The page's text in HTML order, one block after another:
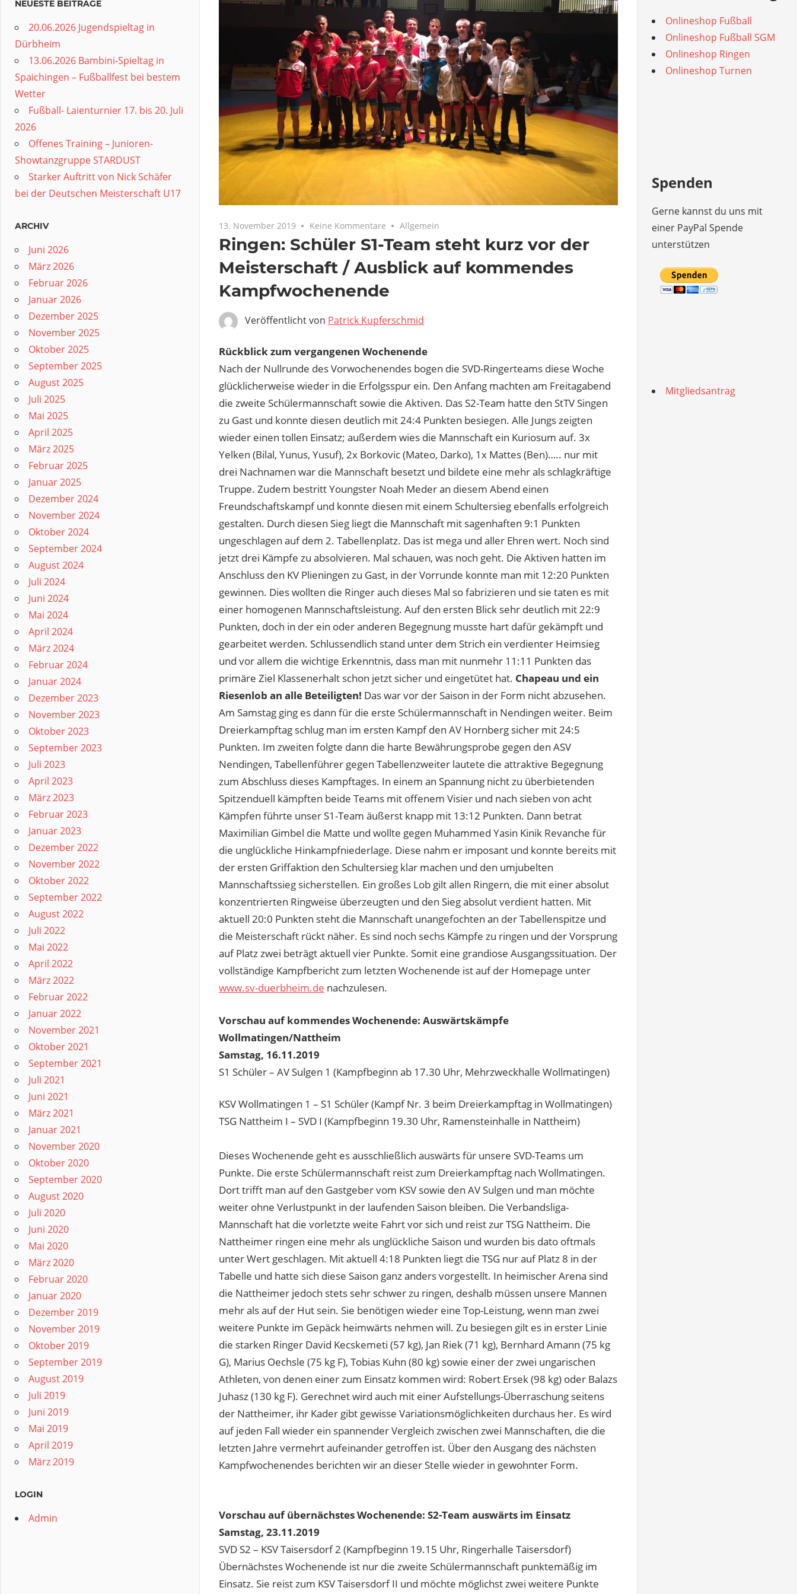
13. November 2019 Keine Kommentare Allgemein
Ringen: Schüler S1-Team steht kurz vor der
Meisterschaft / Ausblick auf kommendes
Kampfwochenende
Veröffentlicht von Patrick Kupferschmid
Rückblick zum vergangenen Wochenende
Nach der Nullrunde des Vorwochenendes bogen die SVD-Ringerteams diese Woche
glücklicherweise wieder in die Erfolgsspur ein. Den Anfang machten am Freitagabend
die zweite Schülermannschaft sowie die Aktiven. Das S2-Team hatte den StTV Singen
zu Gast und konnte diesen deutlich mit 24:4 Punkten besiegen. Alle Jungs zeigten
wieder einen tollen Einsatz; außerdem wies die Mannschaft ein Kuriosum auf. 3x
Yelken (Bilal, Yunus, Yusuf), 2x Borkovic (Mateo, Darko), 1x Mattes (Ben)….. nur mit
drei Nachnamen war die Mannschaft besetzt und bildete eine mehr als schlagkräftige
Truppe. Zudem bestritt Youngster Noah Meder an diesem Abend einen
Freundschaftskampf und konnte diesen mit einem Schultersieg ebenfalls erfolgreich
gestalten. Durch diesen Sieg liegt die Mannschaft mit sagenhaften 9:1 Punkten
ungeschlagen auf dem 2. Tabellenplatz. Das ist mega und aller Ehren wert. Noch sind
jetzt drei Kämpfe zu absolvieren. Mal schauen, was noch geht. Die Aktiven hatten im
Anschluss den KV Plieningen zu Gast, in der Vorrunde konnte man mit 12:20 Punkten
gewinnen. Dies wollten die Ringer auch dieses Mal so fabrizieren und sie taten es mit
einer homogenen Mannschaftsleistung. Auf den ersten Blick sehr deutlich mit 22:9
Punkten, doch in der ein oder anderen Begegnung musste hart dafür gekämpft und
gearbeitet werden. Schlussendlich stand unter dem Strich ein verdienter Heimsieg
und vor allem die wichtige Erkenntnis, dass man mit nunmehr 11:11 Punkten das
primäre Ziel Klassenerhalt schon jetzt sicher und eingetütet hat. Chapeau und ein
Riesenlob an alle Beteiligten! Das war vor der Saison in der Form nicht abzusehen.
Am Samstag ging es dann für die erste Schülermannschaft in Nendingen weiter. Beim
Dreierkampftag schlug man im ersten Kampf den AV Hornberg sicher mit 24:5
Punkten. Im zweiten folgte dann die harte Bewährungsprobe gegen den ASV
Nendingen, Tabellenführer gegen Tabellenzweiter lautete die attraktive Begegnung
zum Abschluss dieses Kampftages. In einem an Spannung nicht zu überbietenden
Spitzenduell kämpften beide Teams mit offenem Visier und nach sieben von acht
Kämpfen führte unser S1-Team äußerst knapp mit 13:12 Punkten. Dann betrat
Maximilian Gimbel die Matte und wollte gegen Muhammed Yasin Kinik Revanche für
die unglückliche Hinkampfniederlage. Diese nahm er imposant und konnte bereits mit
der ersten Griffaktion den Schultersieg klar machen und den umjubelten
Mannschaftssieg sicherstellen. Ein großes Lob gilt allen Ringern, die mit einer absolut
konzentrierten Ringweise überzeugten und den Sieg absolut verdient hatten. Mit
aktuell 20:0 Punkten steht die Mannschaft unangefochten an der Tabellenspitze und
die Meisterschaft rückt näher. Es sind noch sechs Kämpfe zu ringen und der Vorsprung
auf Platz zwei beträgt aktuell vier Punkte. Somit eine grandiose Ausgangssituation. Der
vollständige Kampfbericht zum letzten Wochenende ist auf der Homepage unter
www.sv-duerbheim.de nachzulesen.
Vorschau auf kommendes Wochenende: Auswärtskämpfe
Wollmatingen/Nattheim
Samstag, 16.11.2019
S1 Schüler – AV Sulgen 1 (Kampfbeginn ab 17.30 Uhr, Mehrzweckhalle Wollmatingen)
KSV Wollmatingen 1 – S1 Schüler (Kampf Nr. 3 beim Dreierkampftag in Wollmatingen)
TSG Nattheim I – SVD I (Kampfbeginn 19.30 Uhr, Ramensteinhalle in Nattheim)
Dieses Wochenende geht es ausschließlich auswärts für unsere SVD-Teams um
Punkte. Die erste Schülermannschaft reist zum Dreierkampftag nach Wollmatingen.
Dort trifft man auf den Gastgeber vom KSV sowie den AV Sulgen und man möchte
weiter ohne Verlustpunkt in der laufenden Saison bleiben. Die Verbandsliga-
Mannschaft hat die vorletzte weite Fahrt vor sich und reist zur TSG Nattheim. Die
Nattheimer ringen eine mehr als unglückliche Saison und wurden bis dato oftmals
unter Wert geschlagen. Mit aktuell 4:18 Punkten liegt die TSG nur auf Platz 8 in der
Tabelle und hatte sich diese Saison ganz anders vorgestellt. In heimischer Arena sind
die Nattheimer jedoch stets sehr schwer zu ringen, deshalb müssen unsere Mannen
mehr als auf der Hut sein. Sie benötigen wieder eine Top-Leistung, wenn man zwei
weitere Punkte im Gepäck heimwärts nehmen will. Zu besiegen gilt es in erster Linie
die starken Ringer David Kecskemeti (57 kg), Jan Riek (71 kg), Bernhard Amann (75 kg
G), Marius Oechsle (75 kg F), Tobias Kuhn (80 kg) sowie einer der zwei ungarischen
Athleten, von denen einer zum Einsatz kommen wird: Robert Ersek (98 kg) oder Balazs
Juhasz (130 kg F). Gerechnet wird auch mit einer Aufstellungs-Überraschung seitens
der Nattheimer, ihr Kader gibt gewisse Variationsmöglichkeiten durchaus her. Es wird
auf jeden Fall wieder ein spannender Vergleich zwischen zwei Mannschaften, die die
letzten Jahre vermehrt aufeinander getroffen ist. Über den Ausgang des nächsten
Kampfwochenendes berichten wir an dieser Stelle wieder in gewohnter Form.
Vorschau auf übernächstes Wochenende: S2-Team auswärts im Einsatz
Samstag, 23.11.2019
SVD S2 – KSV Taisersdorf 2 (Kampfbeginn 19.15 Uhr, Ringerhalle Taisersdorf)
Übernächstes Wochenende ist nur die zweite Schülermannschaft punktemäßig im
Einsatz. Sie reist zum KSV Taisersdorf II und möchte möglichst zwei weitere Punkte
NEUESTE BEITRÄGE
20.06.2026 Jugendspieltag in
Dürbheim
13.06.2026 Bambini-Spieltag in
Spaichingen – Fußballfest bei bestem
Wetter
Fußball- Laienturnier 17. bis 20. Juli
2026
Offenes Training – Junioren-
Showtanzgruppe STARDUST
Starker Auftritt von Nick Schäfer
bei der Deutschen Meisterschaft U17
ARCHIV
Juni 2026
März 2026
Februar 2026
Januar 2026
Dezember 2025
November 2025
Oktober 2025
September 2025
August 2025
Juli 2025
Mai 2025
April 2025
März 2025
Februar 2025
Januar 2025
Dezember 2024
November 2024
Oktober 2024
September 2024
August 2024
Juli 2024
Juni 2024
Mai 2024
April 2024
März 2024
Februar 2024
Januar 2024
Dezember 2023
November 2023
Oktober 2023
September 2023
Juli 2023
April 2023
März 2023
Februar 2023
Januar 2023
Dezember 2022
November 2022
Oktober 2022
September 2022
August 2022
Juli 2022
Mai 2022
April 2022
März 2022
Februar 2022
Januar 2022
November 2021
Oktober 2021
September 2021
Juli 2021
Juni 2021
März 2021
Januar 2021
November 2020
Oktober 2020
September 2020
August 2020
Juli 2020
Juni 2020
Mai 2020
März 2020
Februar 2020
Januar 2020
Dezember 2019
November 2019
Oktober 2019
September 2019
August 2019
Juli 2019
Juni 2019
Mai 2019
April 2019
März 2019
LOGIN
Admin
Onlineshop Fußball
Onlineshop Fußball SGM
Onlineshop Ringen
Onlineshop Turnen
Spenden
Gerne kannst du uns mit
einer PayPal Spende
unterstützen
Mitgliedsantrag